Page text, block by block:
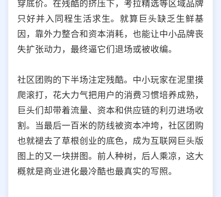
穿底价。在残酷的挤压下，考拉精选等区域品牌
只好并入同程生活求生。就算巨头缺乏生鲜基
因，靠外力整合和资本消耗，也能让中小品牌丧
失扩张动力，最终逼它们退场或被收编。
社区团购的下半场注定残酷。中小玩家在泥里摸
爬滚打，花大力气把用户的消费习惯培养成熟，
巨头们却带着流量、资本和供应链的利刃进场收
割。当最后一百米的防线被资本冲垮，社区团购
也就褪去了草根创业的底色，成为互联网巨头版
图上的又一块拼图。前人种树，后人乘凉，这大
概就是商业进化最冷酷也最真实的写照。